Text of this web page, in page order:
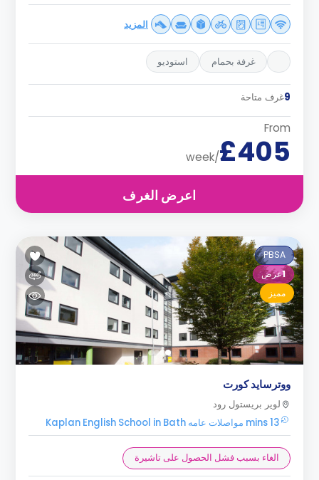
المزيد
غرفة بحمام استوديو
9غرف متاحة
From
£405
/week
اعرض الغرف
PBSA
1عرض
مميز
ووترسايد كورت
لوير بريستول رود
13 mins مواصلات عامه Kaplan English School in Bath
الغاء بسبب فشل الحصول على تاشيرة